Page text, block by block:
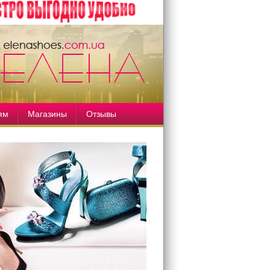
Магазины Отзывы